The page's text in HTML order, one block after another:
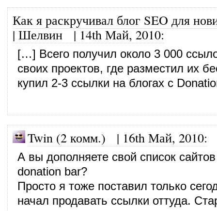
Как я раскручивал блог SEO для
| Шелвин|14th Май, 2010:
[…] Всего получил около 3 000
своих проектов, где разместил их
купил 2-3 ссылки на блогах с
Twin (2 комм.) | 16th Май, 2010:
А вы дополняете свой список
donation bar?
Просто я тоже поставил только
начал продавать ссылки оттуда.